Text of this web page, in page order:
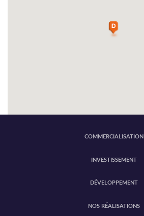
COMMERCIALISATION
INVESTISSEMENT
DÉVELOPPEMENT
NOS RÉALISATIONS